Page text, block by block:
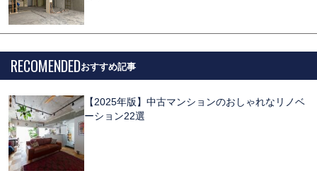
RECOMENDED
【2025年版】中古マンションのおしゃれなリノベ
ーション22選